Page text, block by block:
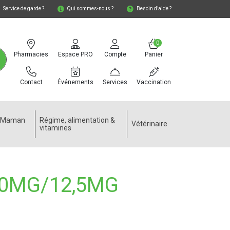
Service de garde ? Qui sommes-nous ? Besoin d’aide ?
Pharmacies
Contact
Espace PRO
Événements
Compte
Services
Panier
0
Vaccination
Régime, alimentation &
vitamines
Vétérinaire
12,5MG